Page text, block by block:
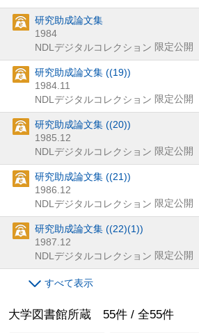
研究助成論文集
1984
NDLデジタルコレクション 限定公開
研究助成論文集 ((19))
1984.11
NDLデジタルコレクション 限定公開
研究助成論文集 ((20))
1985.12
NDLデジタルコレクション 限定公開
研究助成論文集 ((21))
1986.12
NDLデジタルコレクション 限定公開
研究助成論文集 ((22)(1))
1987.12
NDLデジタルコレクション 限定公開
すべて表示
大学図書館所蔵 55件 / 全55件